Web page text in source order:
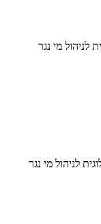
לניהול מי נגר